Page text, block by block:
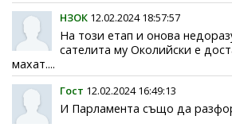
НЗОК 12.02.2024 18:57:57
На този етап и онова
сателита му Околийски е
махат....
Гост 12.02.2024 16:49:13
И Парламента също да